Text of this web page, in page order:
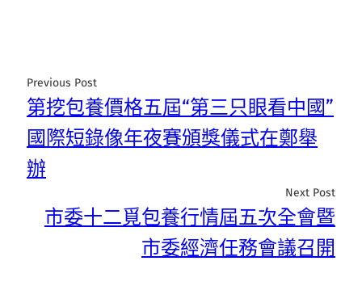
Previous Post
第挖包養價格五屆“第三只眼看中國”
國際短錄像年夜賽頒獎儀式在鄭舉
辦
Next Post
市委十二覓包養行情屆五次全會暨
市委經濟任務會議召開